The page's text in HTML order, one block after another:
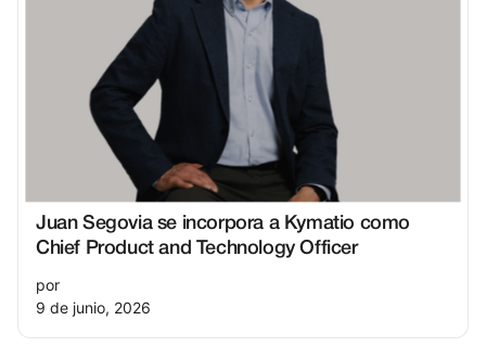
Juan Segovia se incorpora a Kymatio como
Chief Product and Technology Officer
por
9 de junio, 2026